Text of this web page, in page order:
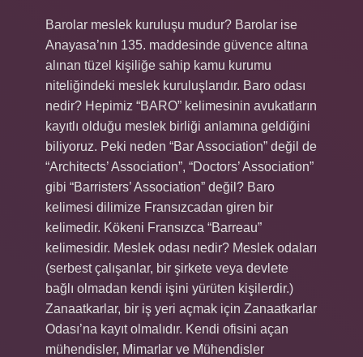
Barolar meslek kuruluşu mudur? Barolar ise
Anayasa’nın 135. maddesinde güvence altına
alınan tüzel kişiliğe sahip kamu kurumu
niteliğindeki meslek kuruluşlarıdır. Baro odası
nedir? Hepimiz “BARO” kelimesinin avukatların
kayıtlı olduğu meslek birliği anlamına geldiğini
biliyoruz. Peki neden “Bar Association” değil de
“Architects’ Association”, “Doctors’ Association”
gibi “Barristers’ Association” değil? Baro
kelimesi dilimize Fransızcadan giren bir
kelimedir. Kökeni Fransızca “Barreau”
kelimesidir. Meslek odası nedir? Meslek odaları
(serbest çalışanlar, bir şirkete veya devlete
bağlı olmadan kendi işini yürüten kişilerdir.)
Zanaatkarlar, bir iş yeri açmak için Zanaatkarlar
Odası’na kayıt olmalıdır. Kendi ofisini açan
mühendisler, Mimarlar ve Mühendisler